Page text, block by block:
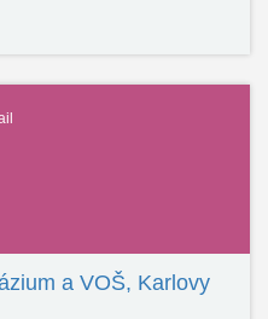
a VOŠ, Karlovy